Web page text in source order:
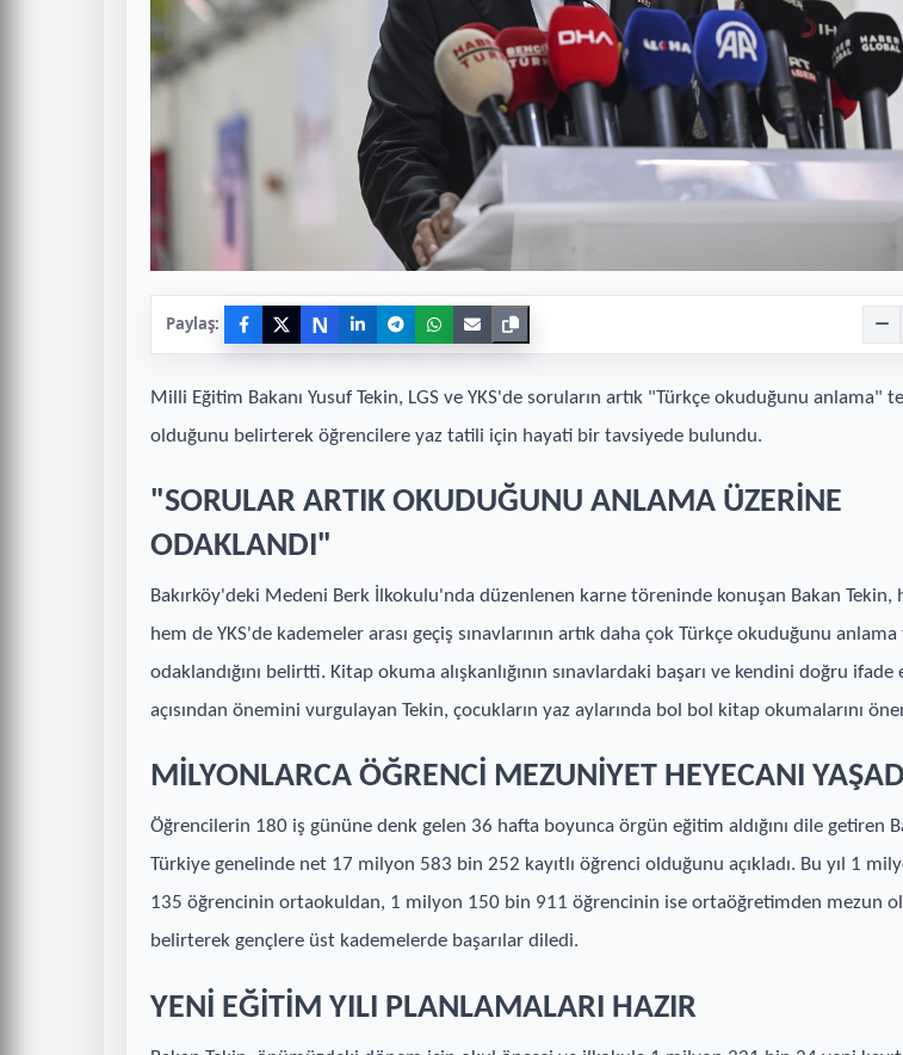
Paylaş: N
Milli Eğitim Bakanı Yusuf Tekin, LGS ve YKS'de soruların artık "Türkçe okuduğunu anlama"
olduğunu belirterek öğrencilere yaz tatili için hayati bir tavsiyede bulundu.
"SORULAR ARTIK OKUDUĞUNU ANLAMA ÜZERİNE
ODAKLANDI"
Bakırköy'deki Medeni Berk İlkokulu'nda düzenlenen karne töreninde konuşan Bakan Tekin,
hem de YKS'de kademeler arası geçiş sınavlarının artık daha çok Türkçe okuduğunu anlama
odaklandığını belirtti. Kitap okuma alışkanlığının sınavlardaki başarı ve kendini doğru ifade
açısından önemini vurgulayan Tekin, çocukların yaz aylarında bol bol kitap okumalarını
MİLYONLARCA ÖĞRENCİ MEZUNİYET HEYECANI
Öğrencilerin 180 iş gününe denk gelen 36 hafta boyunca örgün eğitim aldığını dile getiren
Türkiye genelinde net 17 milyon 583 bin 252 kayıtlı öğrenci olduğunu açıkladı. Bu yıl 1
135 öğrencinin ortaokuldan, 1 milyon 150 bin 911 öğrencinin ise ortaöğretimden mezun
belirterek gençlere üst kademelerde başarılar diledi.
YENİ EĞİTİM YILI PLANLAMALARI HAZIR